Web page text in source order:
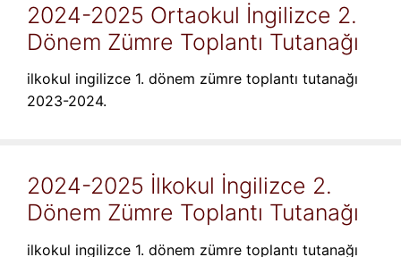
2024-2025 Ortaokul İngilizce 2.
Dönem Zümre Toplantı Tutanağı
ilkokul ingilizce 1. dönem zümre toplantı tutanağı
2023-2024.
2024-2025 İlkokul İngilizce 2.
Dönem Zümre Toplantı Tutanağı
ilkokul ingilizce 1. dönem zümre toplantı tutanağı